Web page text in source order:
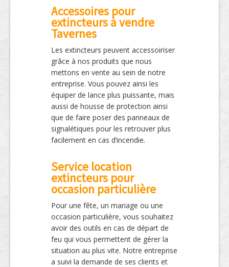
Accessoires pour
extincteurs à vendre
Tavernes
Les extincteurs peuvent accessoiriser
grâce à nos produits que nous
mettons en vente au sein de notre
entreprise. Vous pouvez ainsi les
équiper de lance plus puissante, mais
aussi de housse de protection ainsi
que de faire poser des panneaux de
signalétiques pour les retrouver plus
facilement en cas d’incendie.
Service location
extincteurs pour
occasion particulière
Pour une fête, un mariage ou une
occasion particulière, vous souhaitez
avoir des outils en cas de départ de
feu qui vous permettent de gérer la
situation au plus vite. Notre entreprise
a suivi la demande de ses clients et